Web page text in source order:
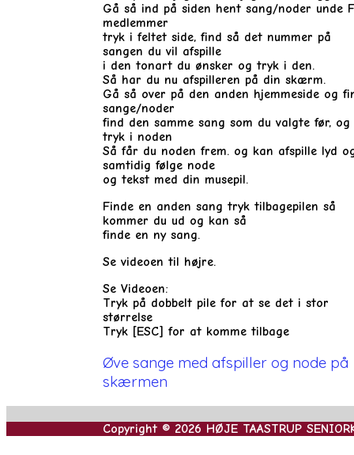
Gå så ind på siden hent sang/noder unde
medlemmer
tryk i feltet side, find så det nummer på
sangen du vil afspille
i den tonart du ønsker og tryk i den.
Så har du nu afspilleren på din skærm.
Gå så over på den anden hjemmeside og
sange/noder
find den samme sang som du valgte før, og
tryk i noden
Så får du noden frem. og kan afspille lyd
samtidig følge node
og tekst med din musepil.
Finde en anden sang tryk tilbagepilen så
kommer du ud og kan så
finde en ny sang.
Se videoen til højre.
Se Videoen:
Tryk på dobbelt pile for at se det i stor
størrelse
Tryk [ESC] for at komme tilbage
Øve sange med afspiller og node på
skærmen
Copyright © 2026 HØJE TAASTRUP